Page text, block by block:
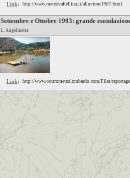
Link› http://www.meteovaltellina.it/alluvione1987.html
Settembre e Ottobre 1993: grande
L. Angelinetta
Link› http://www.centrometeolombardo.com/Files/